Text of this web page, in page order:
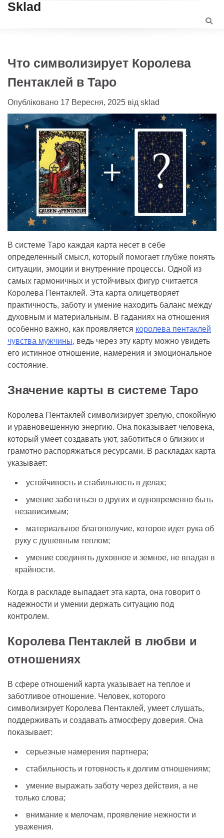
Перейти
Sklad
Что символизирует Королева
Пентаклей в Таро
Опубліковано 17 Вересня, 2025 від sklad
В системе Таро каждая карта несет в себе
определенный смысл, который помогает глубже понять
ситуации, эмоции и внутренние процессы. Одной из
самых гармоничных и устойчивых фигур считается
Королева Пентаклей. Эта карта олицетворяет
практичность, заботу и умение находить баланс между
духовным и материальным. В гаданиях на отношения
особенно важно, как проявляется королева пентаклей
чувства мужчины, ведь через эту карту можно увидеть
его истинное отношение, намерения и эмоциональное
состояние.
Значение карты в системе Таро
Королева Пентаклей символизирует зрелую, спокойную
и уравновешенную энергию. Она показывает человека,
который умеет создавать уют, заботиться о близких и
грамотно распоряжаться ресурсами. В раскладах карта
указывает:
устойчивость и стабильность в делах;
умение заботиться о других и одновременно быть
независимым;
материальное благополучие, которое идет рука об
руку с душевным теплом;
умение соединять духовное и земное, не впадая в
крайности.
Когда в раскладе выпадает эта карта, она говорит о
надежности и умении держать ситуацию под
контролем.
Королева Пентаклей в любви и
отношениях
В сфере отношений карта указывает на теплое и
заботливое отношение. Человек, которого
символизирует Королева Пентаклей, умеет слушать,
поддерживать и создавать атмосферу доверия. Она
показывает:
серьезные намерения партнера;
стабильность и готовность к долгим отношениям;
умение выражать заботу через действия, а не
только слова;
внимание к мелочам, проявление нежности и
уважения.